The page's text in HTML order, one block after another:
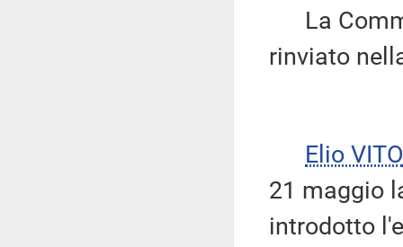
La
rinviato
Elio VITO
21 maggio
introdotto